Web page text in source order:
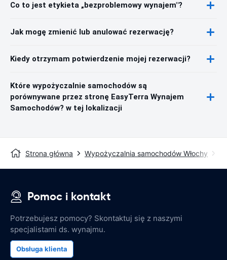
Co to jest etykieta „bezproblemowy wynajem"?
Jak mogę zmienić lub anulować rezerwację?
Kiedy otrzymam potwierdzenie mojej rezerwacji?
Które wypożyczalnie samochodów są
porównywane przez stronę EasyTerra Wynajem
Samochodów? w tej lokalizacji
Strona główna Wypożyczalnia samochodów Włochy
Pomoc i kontakt
Potrzebujesz pomocy? Skontaktuj się z naszymi
specjalistami ds. wynajmu.
Obsługa klienta